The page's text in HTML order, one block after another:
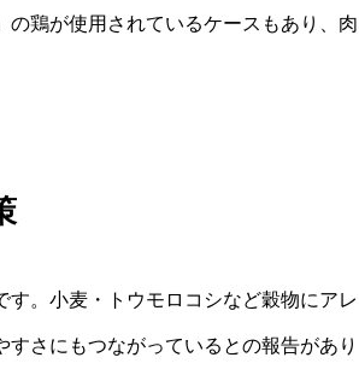
鶏が使用されているケースもあり、肉
。小麦・トウモロコシなど穀物にアレ
さにもつながっているとの報告があり